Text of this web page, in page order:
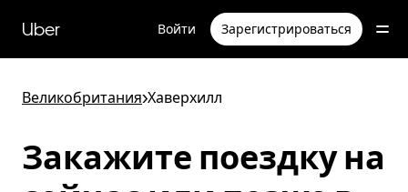
перейти
к
содержимому
Uber Войти Зарегистрироваться
Великобритания>Хаверхилл
Закажите поездку на